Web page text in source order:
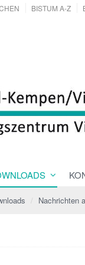
BISTUM A-Z
Nachrichten